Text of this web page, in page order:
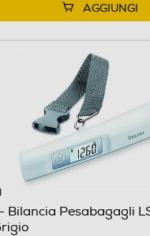
AGGIUNGI
- Bilancia Pesabagagli